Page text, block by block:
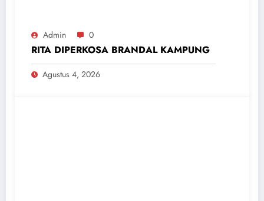
Admin 0
RITA DIPERKOSA BRANDAL KAMPUNG
Agustus 4, 2026